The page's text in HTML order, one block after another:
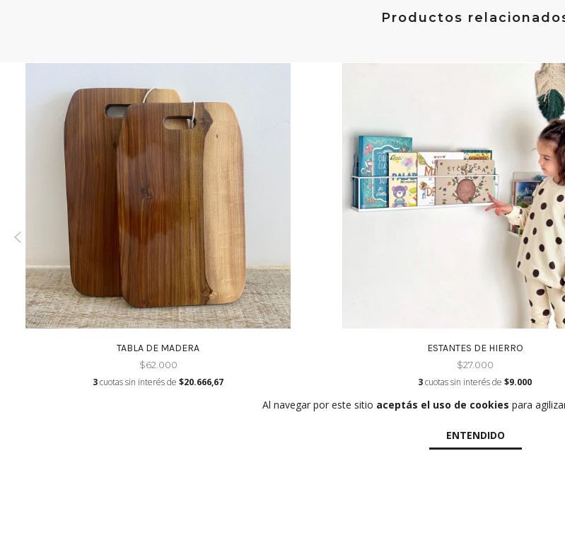
Al navegar por este sitio aceptás el uso de cookies para
ENTENDIDO
Productos
TABLA DE MADERA
$62.000
3cuotas sin interés de $20.666,67
ESTANTES DE HIERRO
$27.000
3cuotas sin interés de $9.000